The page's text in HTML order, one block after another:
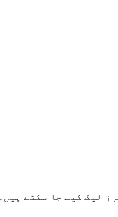
لیک کیے جا سکتے